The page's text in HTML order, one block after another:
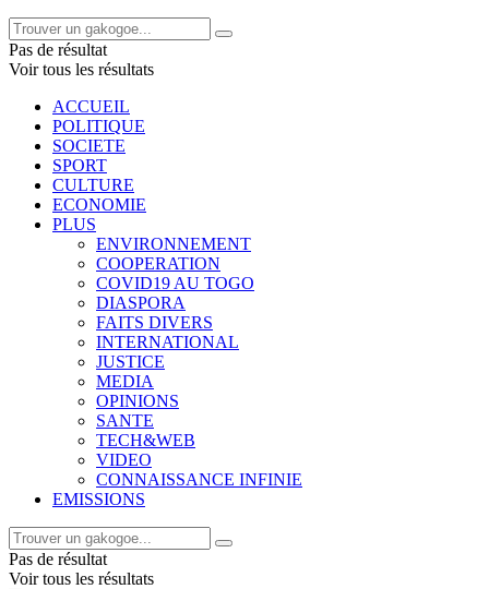
Pas de résultat
Voir tous les résultats
ACCUEIL
POLITIQUE
SOCIETE
SPORT
CULTURE
ECONOMIE
PLUS
ENVIRONNEMENT
COOPERATION
COVID19 AU TOGO
DIASPORA
FAITS DIVERS
INTERNATIONAL
JUSTICE
MEDIA
OPINIONS
SANTE
TECH&WEB
VIDEO
CONNAISSANCE INFINIE
EMISSIONS
Pas de résultat
Voir tous les résultats